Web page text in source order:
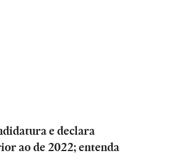
e declara
ao de 2022; entenda